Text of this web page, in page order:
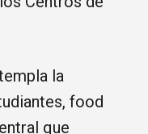
la
food
que